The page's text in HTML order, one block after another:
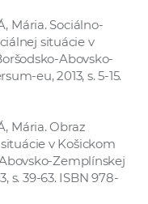
Mária. Sociálno-
situácie v
Abovsko-
eu, 2013, s. 5-15.
Mária. Obraz
v Košickom
Zemplínskej
s. 39-63. ISBN 978-